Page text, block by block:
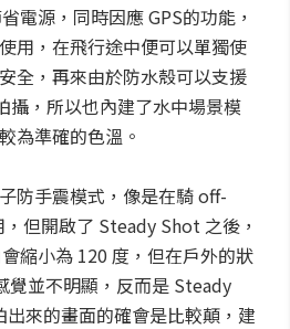
電源，同時因應 GPS的功能，
用，在飛行途中便可以單獨使
全，再來由於防水殼可以支援
攝，所以也內建了水中場景模
為準確的色溫。
防手震模式，像是在騎 off-
但開啟了 Steady Shot 之後，
縮小為 120 度，但在戶外的狀
覺並不明顯，反而是 Steady
來的畫面的確會是比較顛，建